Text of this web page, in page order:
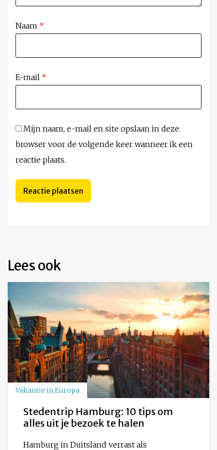
Naam *
E-mail *
Mijn naam, e-mail en site opslaan in deze
browser voor de volgende keer wanneer ik een
reactie plaats.
Lees ook
Vakantie in Europa
Stedentrip Hamburg: 10 tips om
alles uit je bezoek te halen
Hamburg in Duitsland verrast als